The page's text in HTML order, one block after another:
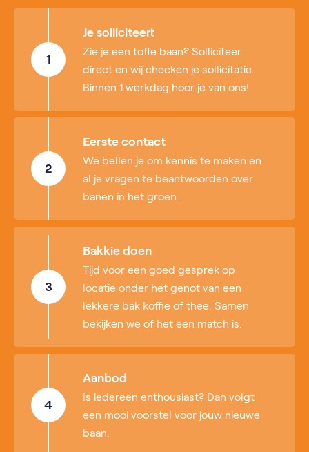
1
Je solliciteert
Zie je een toffe baan? Solliciteer
direct en wij checken je sollicitatie.
Binnen 1 werkdag hoor je van ons!
2
Eerste contact
We bellen je om kennis te maken en
al je vragen te beantwoorden over
banen in het groen.
3
Bakkie doen
Tijd voor een goed gesprek op
locatie onder het genot van een
lekkere bak koffie of thee. Samen
bekijken we of het een match is.
4
Aanbod
Is iedereen enthousiast? Dan volgt
een mooi voorstel voor jouw nieuwe
baan.